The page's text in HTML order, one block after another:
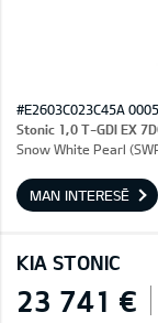
#E2603C023C45A 0005
Stonic 1,0 T-GDI EX
Snow White Pearl
MAN INTERESĒ
KIA STONIC
23 741 €